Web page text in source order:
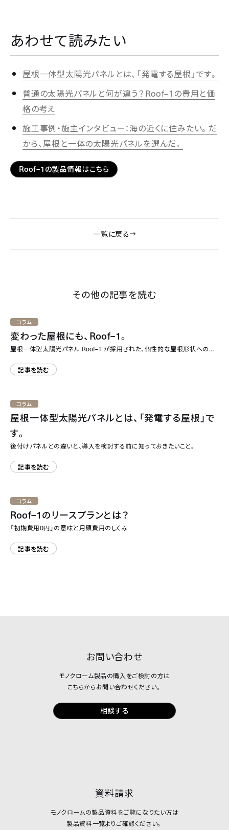
あわせて読みたい
屋根一体型太陽光パネルとは、「発電する屋根」です。
普通の太陽光パネルと何が違う？ Roof–1 の費用と価
格の考え
施工事例・施主インタビュー：海の近くに住みたい。だ
から、屋根と一体の太陽光パネルを選んだ。
Roof–1 の製品情報はこちら
一覧に戻る
その他の記事を読む
コラム
変わった屋根にも、 Roof–1。
屋根一体型太陽光パネル Roof–1 が採用された、個性的な屋根形状への対
記事を読む
コラム
屋根一体型太陽光パネルとは、「発電する屋根」で
す。
後付けパネルとの違いと、導入を検討する前に知っておきたいこと。
記事を読む
コラム
Roof–1のリースプランとは？
「初期費用0円」の意味と月額費用のしくみ
記事を読む
お問い合わせ
モノクローム製品の購入をご検討の方は
こちらからお問い合わせください。
相談する
資料請求
モノクロームの製品資料をご覧になりたい方は
製品資料一覧よりご確認ください。